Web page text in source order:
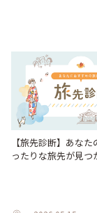
【旅先診断】あな
ったりな旅先が見